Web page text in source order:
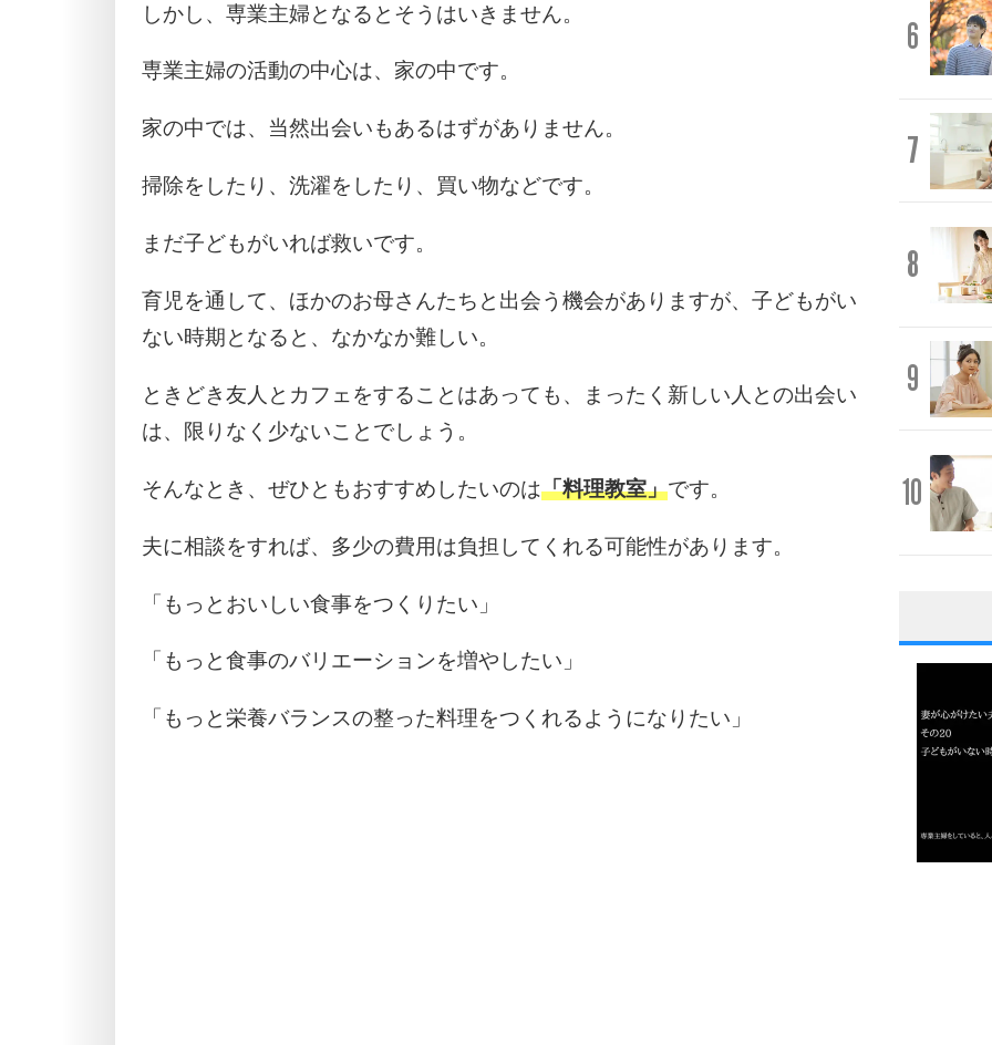
しかし、専業主婦となるとそうはいきません。
専業主婦の活動の中心は、家の中です。
家の中では、当然出会いもあるはずがありません。
掃除をしたり、洗濯をしたり、買い物などです。
まだ子どもがいれば救いです。
育児を通して、ほかのお母さんたちと出会う機会がありますが、子どもがい
ない時期となると、なかなか難しい。
ときどき友人とカフェをすることはあっても、まったく新しい人との出会い
は、限りなく少ないことでしょう。
そんなとき、ぜひともおすすめしたいのは「料理教室」です。
夫に相談をすれば、多少の費用は負担してくれる可能性があります。
「もっとおいしい食事をつくりたい」
「もっと食事のバリエーションを増やしたい」
「もっと栄養バランスの整った料理をつくれるようになりたい」
6
7
8
9
10
1
3